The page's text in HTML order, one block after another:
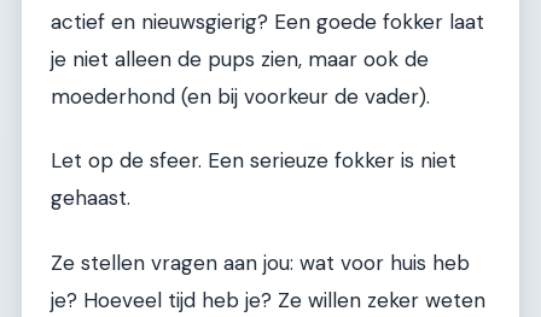
actief en nieuwsgierig? Een goede fokker laat
je niet alleen de pups zien, maar ook de
moederhond (en bij voorkeur de vader).
Let op de sfeer. Een serieuze fokker is niet
gehaast.
Ze stellen vragen aan jou: wat voor huis heb
je? Hoeveel tijd heb je? Ze willen zeker weten